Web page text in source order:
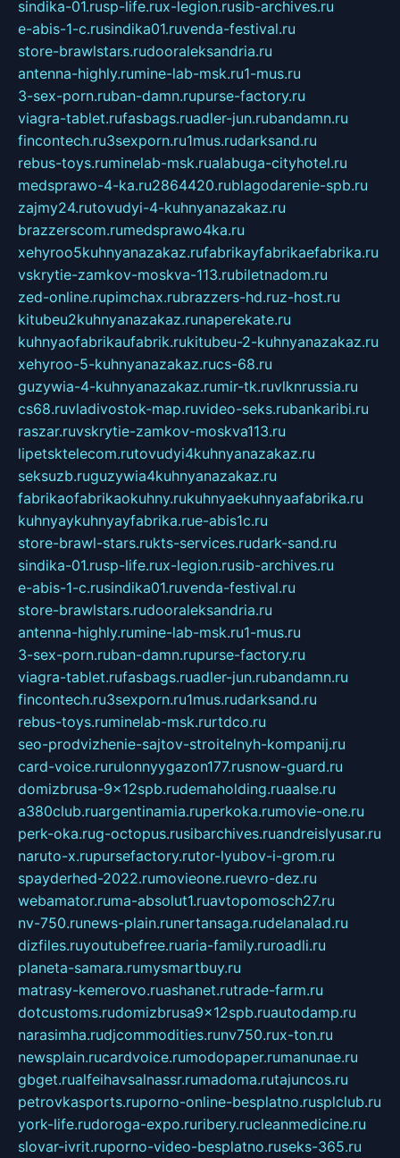
sindika-01.rusp-life.rux-legion.rusib-archives.ru
e-abis-1-c.rusindika01.ruvenda-festival.ru
store-brawlstars.rudooraleksandria.ru
antenna-highly.rumine-lab-msk.ru1-mus.ru
3-sex-porn.ruban-damn.rupurse-factory.ru
viagra-tablet.rufasbags.ruadler-jun.rubandamn.ru
fincontech.ru3sexporn.ru1mus.rudarksand.ru
rebus-toys.ruminelab-msk.rualabuga-cityhotel.ru
medsprawo-4-ka.ru2864420.rublagodarenie-spb.ru
zajmy24.rutovudyi-4-kuhnyanazakaz.ru
brazzerscom.rumedsprawo4ka.ru
xehyroo5kuhnyanazakaz.rufabrikayfabrikaefabrika.ru
vskrytie-zamkov-moskva-113.rubiletnadom.ru
zed-online.rupimchax.rubrazzers-hd.ruz-host.ru
kitubeu2kuhnyanazakaz.runaperekate.ru
kuhnyaofabrikaufabrik.rukitubeu-2-kuhnyanazakaz.ru
xehyroo-5-kuhnyanazakaz.rucs-68.ru
guzywia-4-kuhnyanazakaz.rumir-tk.ruvlknrussia.ru
cs68.ruvladivostok-map.ruvideo-seks.rubankaribi.ru
raszar.ruvskrytie-zamkov-moskva113.ru
lipetsktelecom.rutovudyi4kuhnyanazakaz.ru
seksuzb.ruguzywia4kuhnyanazakaz.ru
fabrikaofabrikaokuhny.rukuhnyaekuhnyaafabrika.ru
kuhnyaykuhnyayfabrika.rue-abis1c.ru
store-brawl-stars.rukts-services.rudark-sand.ru
sindika-01.rusp-life.rux-legion.rusib-archives.ru
e-abis-1-c.rusindika01.ruvenda-festival.ru
store-brawlstars.rudooraleksandria.ru
antenna-highly.rumine-lab-msk.ru1-mus.ru
3-sex-porn.ruban-damn.rupurse-factory.ru
viagra-tablet.rufasbags.ruadler-jun.rubandamn.ru
fincontech.ru3sexporn.ru1mus.rudarksand.ru
rebus-toys.ruminelab-msk.rurtdco.ru
seo-prodvizhenie-sajtov-stroitelnyh-kompanij.ru
card-voice.rurulonnyygazon177.rusnow-guard.ru
domizbrusa-9x12spb.rudemaholding.ruaalse.ru
a380club.ruargentinamia.ruperkoka.rumovie-one.ru
perk-oka.rug-octopus.rusibarchives.ruandreislyusar.ru
naruto-x.rupursefactory.rutor-lyubov-i-grom.ru
spayderhed-2022.rumovieone.ruevro-dez.ru
webamator.ruma-absolut1.ruavtopomosch27.ru
nv-750.runews-plain.runertansaga.rudelanalad.ru
dizfiles.ruyoutubefree.ruaria-family.ruroadli.ru
planeta-samara.rumysmartbuy.ru
matrasy-kemerovo.ruashanet.rutrade-farm.ru
dotcustoms.rudomizbrusa9x12spb.ruautodamp.ru
narasimha.rudjcommodities.runv750.rux-ton.ru
newsplain.rucardvoice.rumodopaper.rumanunae.ru
gbget.rualfeihavsalnassr.rumadoma.rutajuncos.ru
petrovkasports.ruporno-online-besplatno.rusplclub.ru
york-life.rudoroga-expo.ruribery.rucleanmedicine.ru
slovar-ivrit.ruporno-video-besplatno.ruseks-365.ru